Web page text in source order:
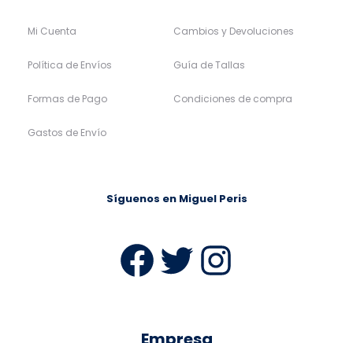
Mi Cuenta
Política de Envíos
Formas de Pago
Gastos de Envío
Cambios y Devoluciones
Guía de Tallas
Condiciones de compra
Síguenos en Miguel Peris
Facebook
Twitter